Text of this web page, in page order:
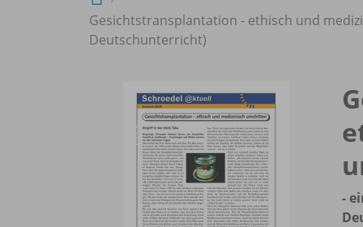
Gesichtstransplantation - ethisch und
Deutschunterricht)
-